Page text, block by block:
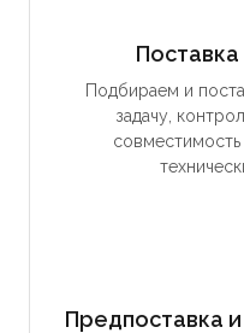
Подбираем и
задачу,
Предпоставка